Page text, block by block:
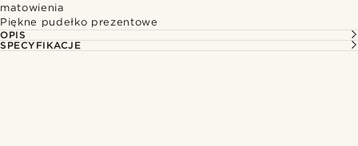
matowienia
Piękne pudełko prezentowe
OPIS
SPECYFIKACJE